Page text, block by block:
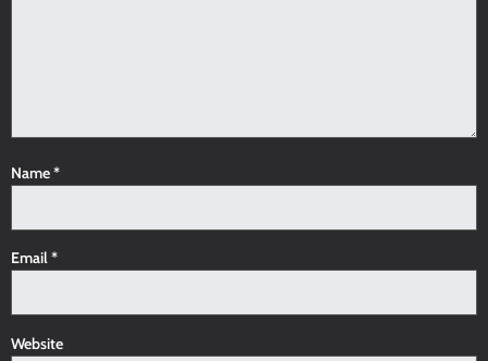
Name*
Email*
Website